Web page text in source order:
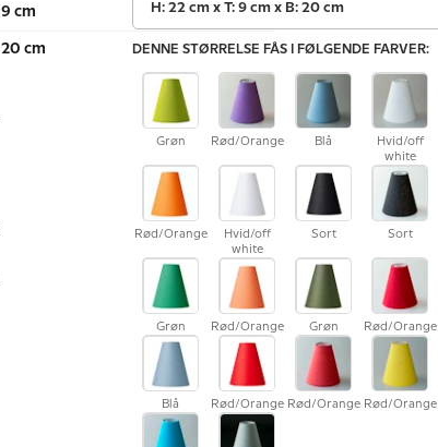
9 cm
20 cm
H: 22 cm x T: 9 cm x B: 20 cm
DENNE STØRRELSE FÅS I FØLGENDE FARVER:
Grøn Rød/Orange Blå
Hvid/off
white
Rød/Orange
Hvid/off
white
Sort Sort
Grøn Rød/Orange Grøn Rød/Orange
Blå Rød/Orange Rød/Orange Rød/Orange